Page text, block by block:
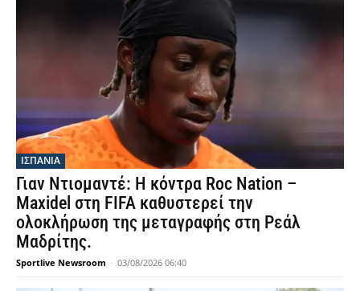
ΙΣΠΑΝΙΑ
Γιαν Ντιομαντέ: Η κόντρα Roc Nation –
Maxidel στη FIFA καθυστερεί την
ολοκλήρωση της μεταγραφής στη Ρεάλ
Μαδρίτης.
Sportlive Newsroom - 03/08/2026 06:40